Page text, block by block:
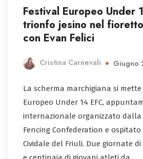
Festival Europeo Under
trionfo jesino nel
con Evan Felici
Cristina Carnevali Giugno
La scherma marchigiana si
Europeo Under 14 EFC,
internazionale organizzato dalla
Fencing Confederation e ospitato
Cividale del Friuli. Due giornate di